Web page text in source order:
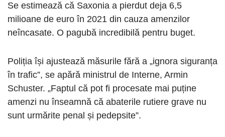
Se estimează că Saxonia a pierdut deja 6,5 ​​
milioane de euro în 2021 din cauza amenzilor
neîncasate. O pagubă incredibilă pentru buget.
Poliția își ajustează măsurile fără a „ignora siguranța
în trafic”, se apără ministrul de Interne, Armin
Schuster. „Faptul că pot fi procesate mai puține
amenzi nu înseamnă că abaterile rutiere grave nu
sunt urmărite penal și pedepsite”.